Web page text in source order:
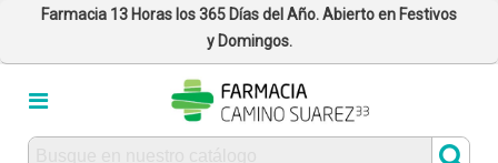
Farmacia 13 Horas los 365 Días del Año. Abierto en Festivos
y Domingos.